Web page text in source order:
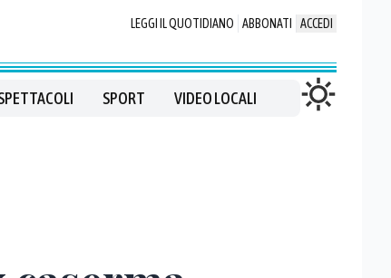
LEGGI IL QUOTIDIANO ABBONATI ACCEDI
SPORT VIDEO LOCALI